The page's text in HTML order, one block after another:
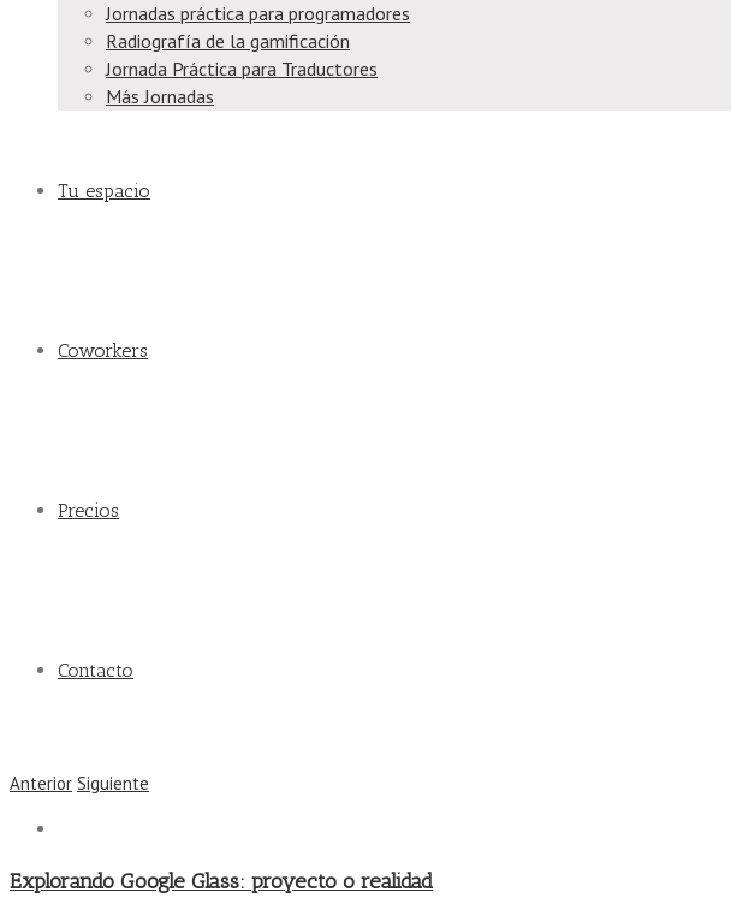
Jornadas práctica para programadores
Radiografía de la gamificación
Jornada Práctica para Traductores
Más Jornadas
Tu espacio
Coworkers
Precios
Contacto
Anterior Siguiente
Explorando Google Glass: proyecto o realidad